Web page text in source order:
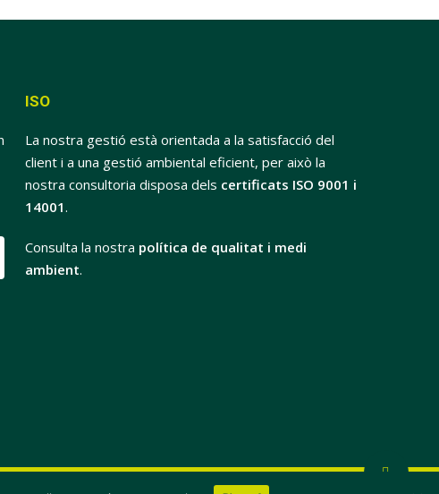
ISO
La nostra gestió està orientada a la satisfacció del
client i a una gestió ambiental eficient, per això la
nostra consultoria disposa dels certificats ISO 9001 i
14001.
Consulta la nostra política de qualitat i medi
ambient.